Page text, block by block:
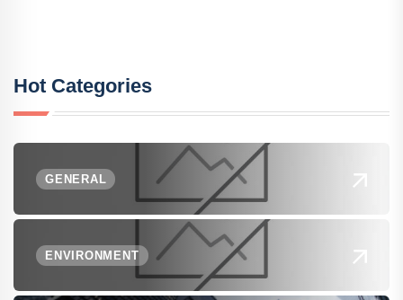
Hot Categories
GENERAL
ENVIRONMENT